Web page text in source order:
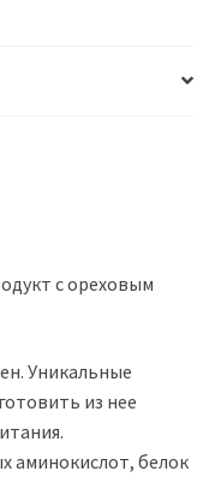
с ореховым
Уникальные
из нее
аминокислот, белок